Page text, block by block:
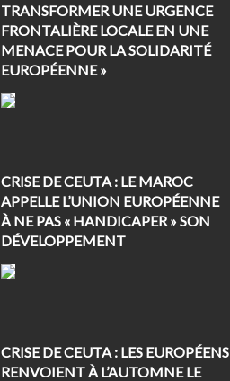
TRANSFORMER UNE URGENCE
FRONTALIÈRE LOCALE EN UNE
MENACE POUR LA SOLIDARITÉ
EUROPÉENNE »
CRISE DE CEUTA : LE MAROC
APPELLE L’UNION EUROPÉENNE
À NE PAS « HANDICAPER » SON
DÉVELOPPEMENT
CRISE DE CEUTA : LES EUROPÉENS
RENVOIENT À L’AUTOMNE LE